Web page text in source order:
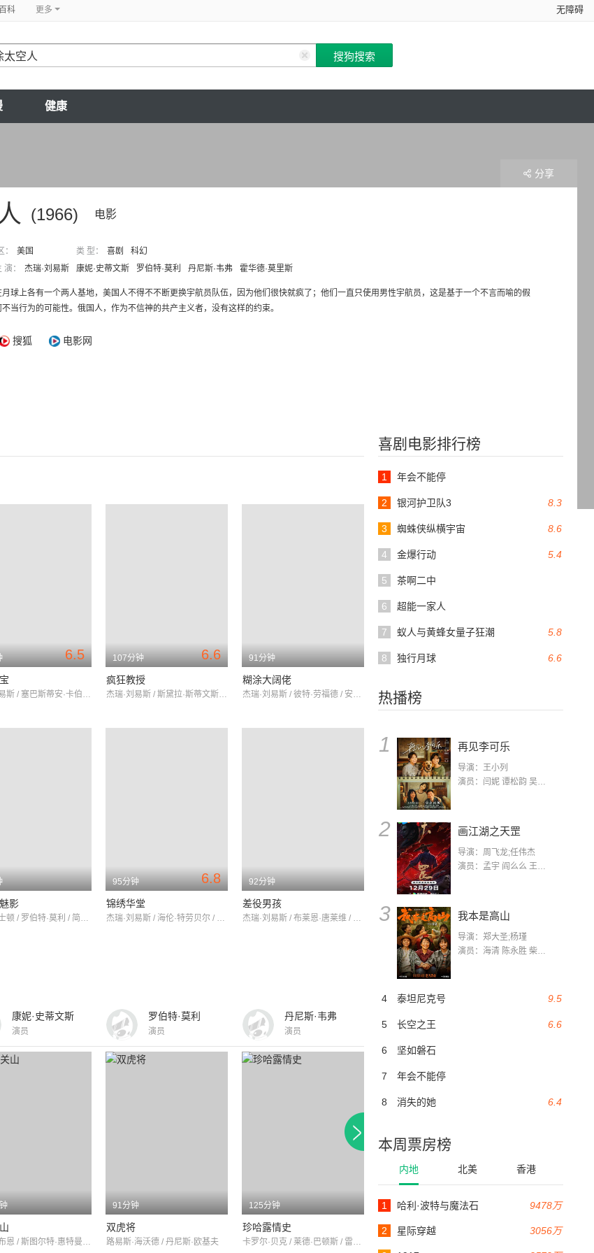
百科 更多 无障碍
健康
(1966) 电影
： 美国 类 型： 喜剧
科幻
演： 杰瑞·刘易斯 康妮·史蒂文斯 罗伯特·莫利 丹尼斯·韦弗 霍华德·莫里斯
球上各有一个两人基地，美国人不得不不断更换宇航员队伍，因为他们很快就疯了；他们一直只使用男性宇航员，这是基于一个不言而喻的假
当行为的可能性。俄国人，作为不信神的共产主义者，没有这样的约束。
搜狐 电影网
分享
喜剧电影排行榜
1 年会不能停
8.3
2 银河护卫队3
8.6
3 蜘蛛侠纵横宇宙
5.4
4 金爆行动
5 茶啊二中
6 超能一家人
5.8
7 蚁人与黄蜂女量子狂潮
6.6
8 独行月球
热播榜
1 再见李可乐
导演：王小列
演员：闫妮 谭松韵 吴京 蒋龙 赵小棠 冯雷 李虎城 平安 小七 小可乐
2 画江湖之天罡
导演：周飞龙;任伟杰
演员：孟宇 阎么么 王凯 郭政建 阎萌萌 杨默 高枫 齐斯伽 刘芊含 马程
3 我本是高山
导演：郑大圣;杨瑾
演员：海清 陈永胜 柴烨 王玥婷 万国鹏 美朵达瓦 赵瑞婷 罗解艳 郭莉娜 潘家艳
9.5
4 泰坦尼克号
6.6
5 长空之王
6 坚如磐石
7 年会不能停
6.4
8 消失的她
本周票房榜
内地 北美 香港
9478万
1 哈利·波特与魔法石
3056万
2 星际穿越
6.5
杰瑞·刘易斯 / 塞巴斯蒂安·卡伯特 / 尼尔·哈弥尔顿
6.6
107分钟
疯狂教授
杰瑞·刘易斯 / 斯黛拉·斯蒂文斯 / 德尔穆尔
91分钟
糊涂大阔佬
杰瑞·刘易斯 / 彼特·劳福德 / 安妮·弗朗西丝
影
汤姆·波士顿 / 罗伯特·莫利 / 简妮特·斯科特
6.8
95分钟
锦绣华堂
杰瑞·刘易斯 / 海伦·特劳贝尔 / 帕特·斯坦利
92分钟
差役男孩
杰瑞·刘易斯 / 布莱恩·唐莱维 / 霍华德·麦克尼尔
康妮·史蒂文斯
演员
罗伯特·莫利
演员
丹尼斯·韦弗
演员
理查德·布恩 / 斯图尔特·惠特曼 / 安东尼·弗兰西欧萨
91分钟
双虎将
路易斯·海沃德 / 丹尼斯·欧基夫
125分钟
珍哈露情史
卡罗尔·贝克 / 莱德·巴顿斯 / 雷夫·瓦朗
99分钟
蓬门碧玉
62分钟
伟大的吉尔德斯